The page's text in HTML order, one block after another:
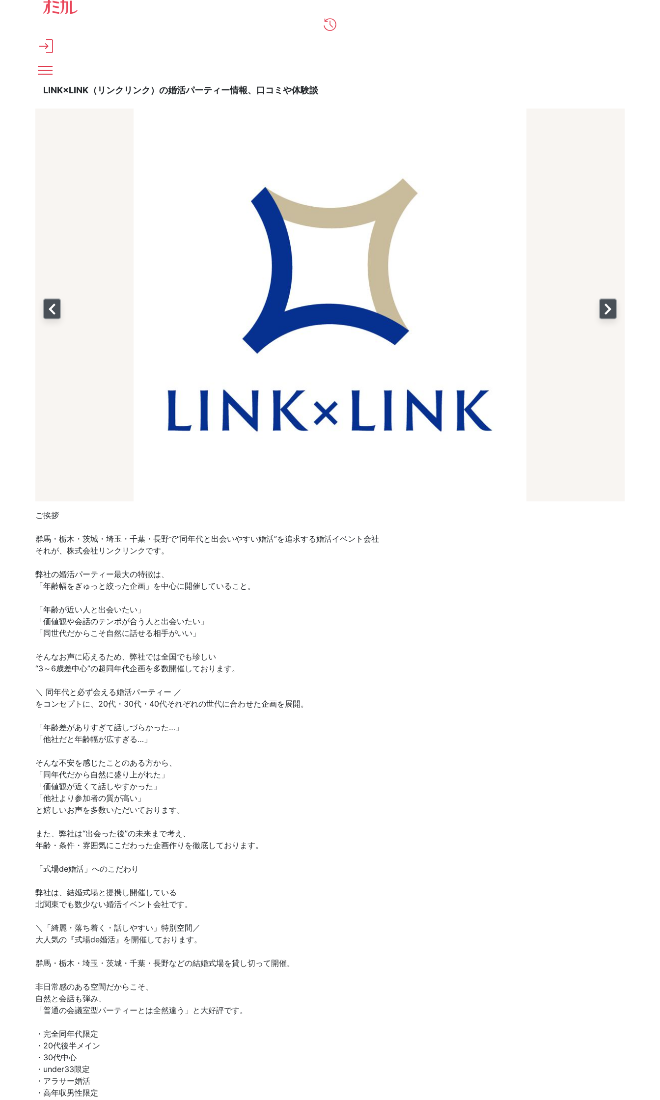
メインコンテンツへスキップ
LINK×LINK（リンクリンク）の婚活パーティー情報、口コミや体験談
ご挨拶
群馬・栃木・茨城・埼玉・千葉・長野で“同年代と出会いやすい婚活”を追求する婚活イベント会社
それが、株式会社リンクリンクです。
弊社の婚活パーティー最大の特徴は、
「年齢幅をぎゅっと絞った企画」を中心に開催していること。
「年齢が近い人と出会いたい」
「価値観や会話のテンポが合う人と出会いたい」
「同世代だからこそ自然に話せる相手がいい」
そんなお声に応えるため、弊社では全国でも珍しい
“3～6歳差中心”の超同年代企画を多数開催しております。
＼ 同年代と必ず会える婚活パーティー ／
をコンセプトに、20代・30代・40代それぞれの世代に合わせた企画を展開。
「年齢差がありすぎて話しづらかった…」
「他社だと年齢幅が広すぎる…」
そんな不安を感じたことのある方から、
「同年代だから自然に盛り上がれた」
「価値観が近くて話しやすかった」
「他社より参加者の質が高い」
と嬉しいお声を多数いただいております。
また、弊社は“出会った後”の未来まで考え、
年齢・条件・雰囲気にこだわった企画作りを徹底しております。
「式場de婚活」へのこだわり
弊社は、結婚式場と提携し開催している
北関東でも数少ない婚活イベント会社です。
＼「綺麗・落ち着く・話しやすい」特別空間／
大人気の『式場de婚活』を開催しております。
群馬・栃木・埼玉・茨城・千葉・長野などの結婚式場を貸し切って開催。
非日常感のある空間だからこそ、
自然と会話も弾み、
「普通の会議室型パーティーとは全然違う」と大好評です。
・完全同年代限定
・20代後半メイン
・30代中心
・under33限定
・アラサー婚活
・高年収男性限定